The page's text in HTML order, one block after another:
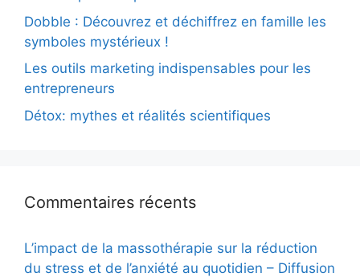
Dobble : Découvrez et déchiffrez en famille les
symboles mystérieux !
Les outils marketing indispensables pour les
entrepreneurs
Détox: mythes et réalités scientifiques
Commentaires récents
L’impact de la massothérapie sur la réduction
du stress et de l’anxiété au quotidien – Diffusion